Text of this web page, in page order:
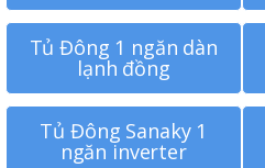
Tủ Đông 1 ngăn dàn
lạnh đồng
Tủ Đông Sanaky 1
ngăn inverter